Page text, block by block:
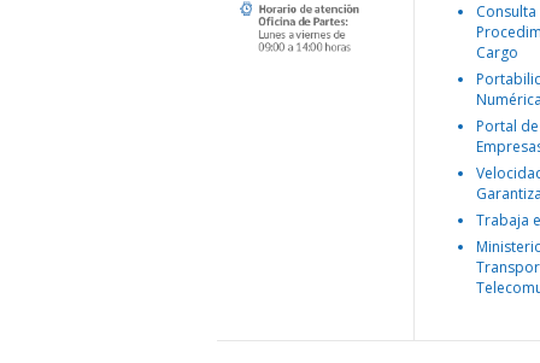
Consulta
Cargo
Portal
Trabaja